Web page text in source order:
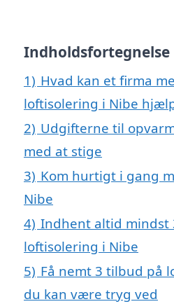
Indholdsfortegnelse
1) Hvad kan et firma
loftisolering i Nibe
2) Udgifterne til
med at stige
3) Kom hurtigt i gang
Nibe
4) Indhent altid mindst
loftisolering i Nibe
5) Få nemt 3 tilbud på
du kan være tryg ved